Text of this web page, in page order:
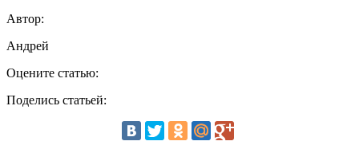
Автор:
Андрей
Оцените статью:
Поделись статьей: